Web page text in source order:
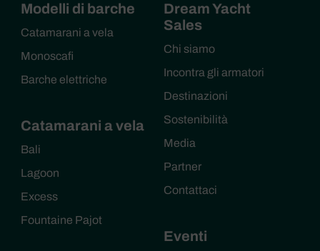
Modelli di barche
Catamarani a vela
Monoscafi
Barche elettriche
Catamarani a vela
Bali
Lagoon
Excess
Fountaine Pajot
Dream Yacht
Sales
Chi siamo
Incontra gli armatori
Destinazioni
Sostenibilità
Media
Partner
Contattaci
Eventi